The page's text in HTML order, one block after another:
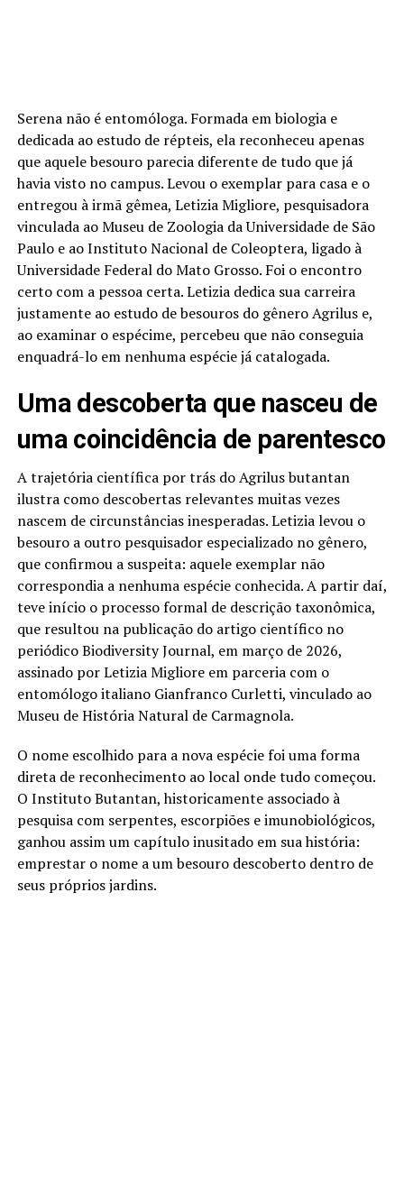
Serena não é entomóloga. Formada em biologia e
dedicada ao estudo de répteis, ela reconheceu apenas
que aquele besouro parecia diferente de tudo que já
havia visto no campus. Levou o exemplar para casa e o
entregou à irmã gêmea, Letizia Migliore, pesquisadora
vinculada ao Museu de Zoologia da Universidade de São
Paulo e ao Instituto Nacional de Coleoptera, ligado à
Universidade Federal do Mato Grosso. Foi o encontro
certo com a pessoa certa. Letizia dedica sua carreira
justamente ao estudo de besouros do gênero Agrilus e,
ao examinar o espécime, percebeu que não conseguia
enquadrá-lo em nenhuma espécie já catalogada.
Uma descoberta que nasceu de
uma coincidência de parentesco
A trajetória científica por trás do Agrilus butantan
ilustra como descobertas relevantes muitas vezes
nascem de circunstâncias inesperadas. Letizia levou o
besouro a outro pesquisador especializado no gênero,
que confirmou a suspeita: aquele exemplar não
correspondia a nenhuma espécie conhecida. A partir daí,
teve início o processo formal de descrição taxonômica,
que resultou na publicação do artigo científico no
periódico Biodiversity Journal, em março de 2026,
assinado por Letizia Migliore em parceria com o
entomólogo italiano Gianfranco Curletti, vinculado ao
Museu de História Natural de Carmagnola.
O nome escolhido para a nova espécie foi uma forma
direta de reconhecimento ao local onde tudo começou.
O Instituto Butantan, historicamente associado à
pesquisa com serpentes, escorpiões e imunobiológicos,
ganhou assim um capítulo inusitado em sua história:
emprestar o nome a um besouro descoberto dentro de
seus próprios jardins.